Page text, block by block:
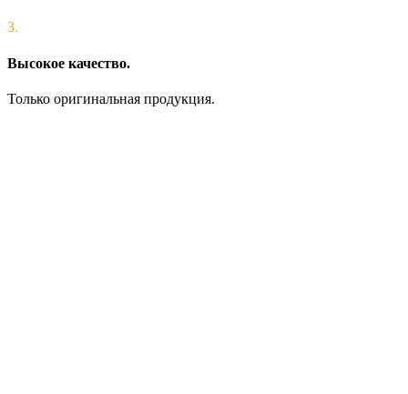
3.
Высокое качество.
Только оригинальная продукция.